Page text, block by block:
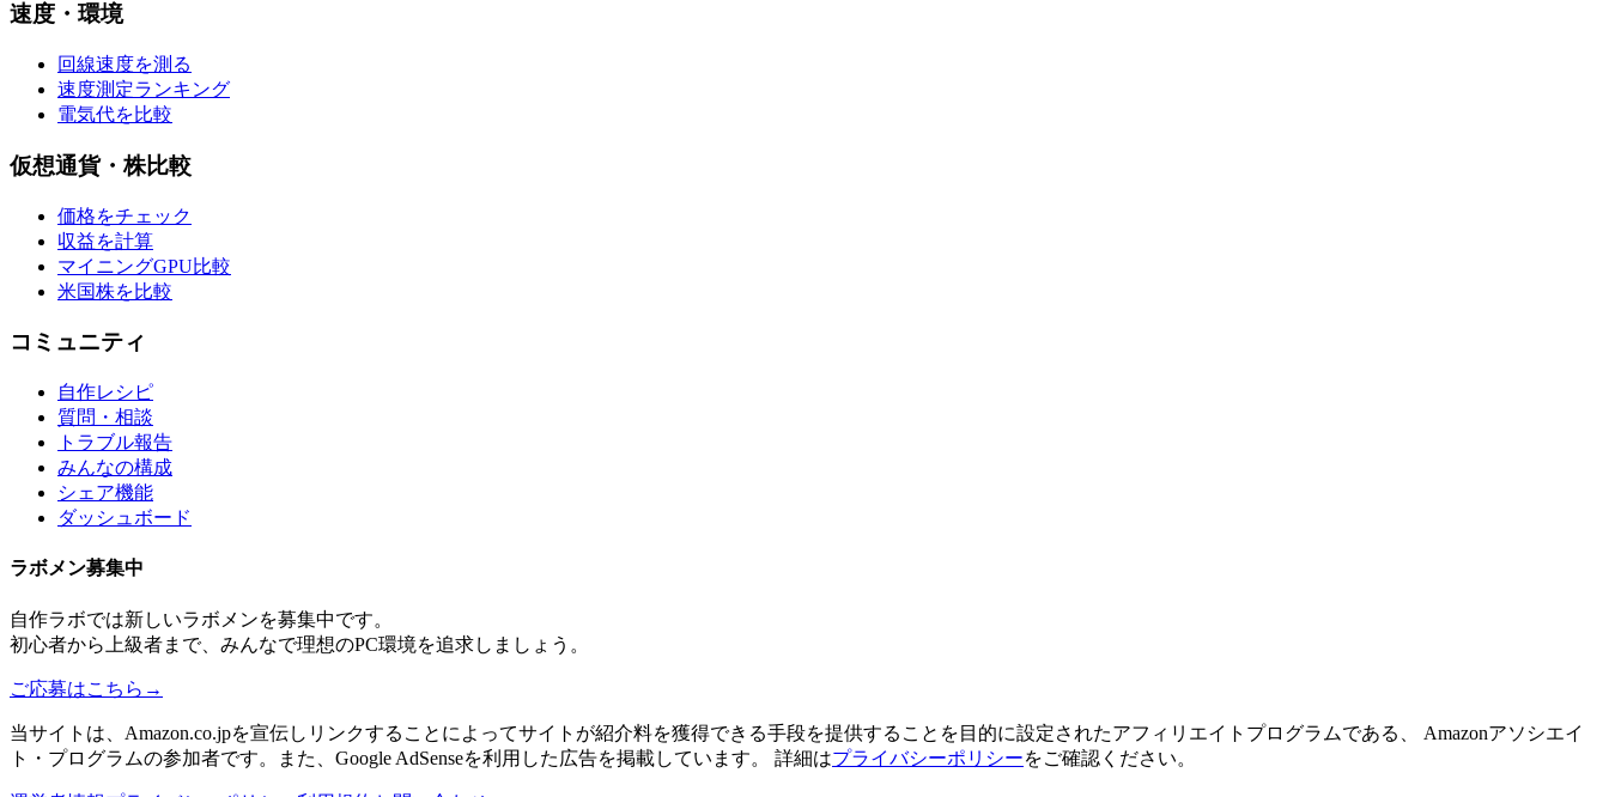
速度・環境
回線速度を測る
速度測定ランキング
電気代を比較
仮想通貨・株比較
価格をチェック
収益を計算
マイニングGPU比較
米国株を比較
コミュニティ
自作レシピ
質問・相談
トラブル報告
みんなの構成
シェア機能
ダッシュボード
ラボメン募集中
自作ラボでは新しいラボメンを募集中です。
初心者から上級者まで、みんなで理想のPC環境を追求しましょう。
ご応募はこちら →
当サイトは、Amazon.co.jpを宣伝しリンクすることによってサイトが紹介料を獲得できる手段を提供することを目的に設定されたアフィリエイトプログラムである、 Amazonアソシエイ
ト・プログラムの参加者です。また、Google AdSenseを利用した広告を掲載しています。 詳細はプライバシーポリシーをご確認ください。